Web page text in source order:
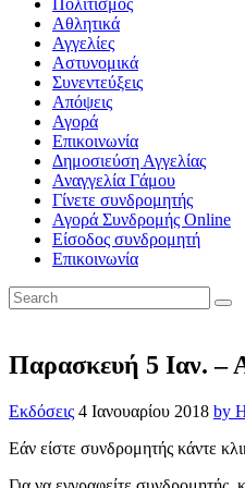
Αθλητικά
Αγγελίες
Αστυνομικά
Συνεντεύξεις
Απόψεις
Αγορά
Επικοινωνία
Δημοσιεύση Αγγελίας
Αναγγελία Γάμου
Γίνετε συνδρομητής
Αγορά Συνδρομής Online
Είσοδος συνδρομητή
Επικοινωνία
Παρασκευή 5 Ιαν. –
Εκδόσεις 4 Ιανουαρίου 2018 by
Εάν είστε συνδρομητής κάντε